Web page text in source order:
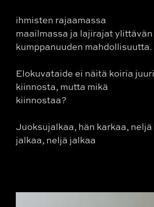
ihmisten rajaamassa
maailmassa ja lajirajat ylittävän
kumppanuuden mahdollisuutta.
Elokuvataide ei näitä koiria juuri
kiinnosta, mutta mikä
kiinnostaa?
Juoksujalkaa, hän karkaa, neljä
jalkaa, neljä jalkaa